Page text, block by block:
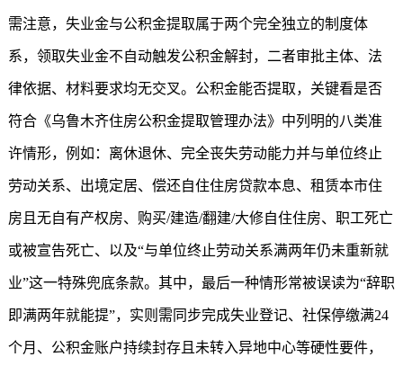
需注意，失业金与公积金提取属于两个完全独立的制度体
系，领取失业金不自动触发公积金解封，二者审批主体、法
律依据、材料要求均无交叉。公积金能否提取，关键看是否
符合《乌鲁木齐住房公积金提取管理办法》中列明的八类准
许情形，例如：离休退休、完全丧失劳动能力并与单位终止
劳动关系、出境定居、偿还自住住房贷款本息、租赁本市住
房且无自有产权房、购买/建造/翻建/大修自住住房、职工死亡
或被宣告死亡、以及“与单位终止劳动关系满两年仍未重新就
业”这一特殊兜底条款。其中，最后一种情形常被误读为“辞职
即满两年就能提”，实则需同步完成失业登记、社保停缴满24
个月、公积金账户持续封存且未转入异地中心等硬性要件，